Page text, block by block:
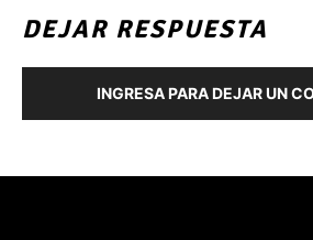
DEJAR RESPUESTA
INGRESA PARA DEJAR UN